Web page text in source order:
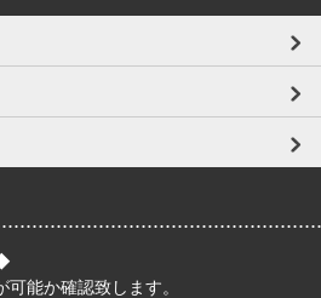
能か確認致します。